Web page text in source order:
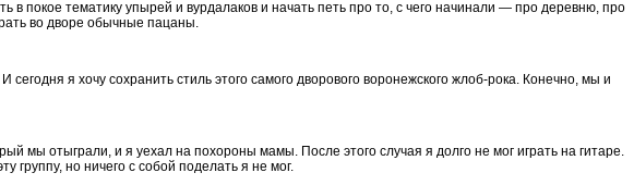
покое тематику упырей и вурдалаков и начать петь про то, с чего начинали — про деревню, про
во дворе обычные пацаны.
я хочу сохранить стиль этого самого дворового воронежского жлоб-рока. Конечно, мы и
мы отыграли, и я уехал на похороны мамы. После этого случая я долго не мог играть на гитаре.
группу, но ничего с собой поделать я не мог.